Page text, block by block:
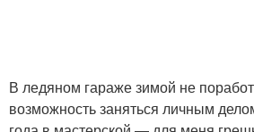
В ледяном гараже зимой не
возможность заняться личным